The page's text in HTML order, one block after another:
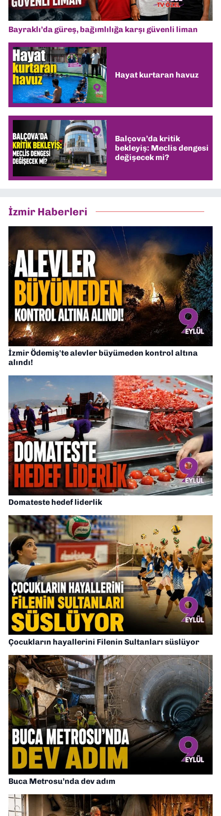
Bayraklı’da güreş, bağımlılığa karşı güvenli liman
Hayat kurtaran havuz
Balçova’da kritik
bekleyiş: Meclis dengesi
değişecek mi?
İzmir Haberleri
İzmir Ödemiş'te alevler büyümeden kontrol altına
alındı!
Domateste hedef liderlik
Çocukların hayallerini Filenin Sultanları süslüyor
Buca Metrosu’nda dev adım